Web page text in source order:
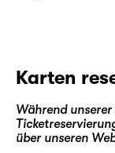
Karten
Während
über unseren